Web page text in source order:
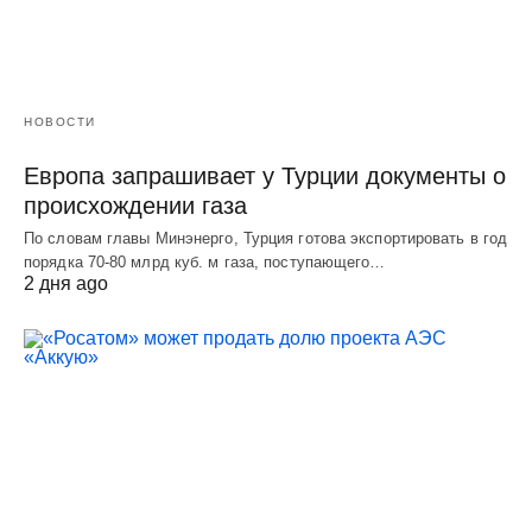
НОВОСТИ
Европа запрашивает у Турции документы о
происхождении газа
По словам главы Минэнерго, Турция готова экспортировать в год
порядка 70-80 млрд куб. м газа, поступающего…
2 дня ago